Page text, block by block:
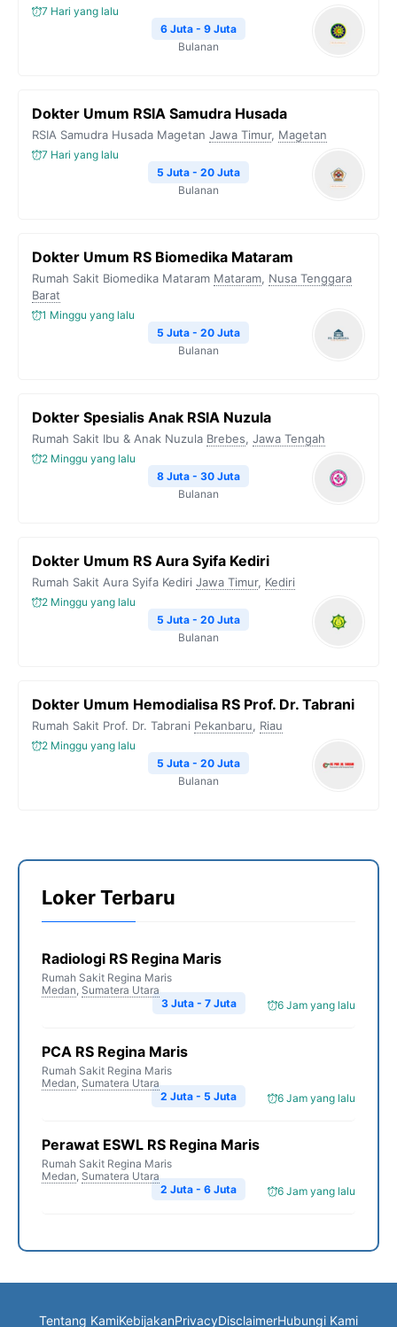
7 Hari yang lalu
6 Juta - 9 Juta
Bulanan
Dokter Umum RSIA Samudra Husada
RSIA Samudra Husada Magetan Jawa Timur, Magetan
7 Hari yang lalu
5 Juta - 20 Juta
Bulanan
Dokter Umum RS Biomedika Mataram
Rumah Sakit Biomedika Mataram Mataram, Nusa Tenggara
Barat
1 Minggu yang lalu
5 Juta - 20 Juta
Bulanan
Dokter Spesialis Anak RSIA Nuzula
Rumah Sakit Ibu & Anak Nuzula Brebes, Jawa Tengah
2 Minggu yang lalu
8 Juta - 30 Juta
Bulanan
Dokter Umum RS Aura Syifa Kediri
Rumah Sakit Aura Syifa Kediri Jawa Timur, Kediri
2 Minggu yang lalu
5 Juta - 20 Juta
Bulanan
Dokter Umum Hemodialisa RS Prof. Dr. Tabrani
Rumah Sakit Prof. Dr. Tabrani Pekanbaru, Riau
2 Minggu yang lalu
5 Juta - 20 Juta
Bulanan
Loker Terbaru
Radiologi RS Regina Maris
Rumah Sakit Regina Maris
Medan, Sumatera Utara
6 Jam yang lalu
3 Juta - 7 Juta
PCA RS Regina Maris
Rumah Sakit Regina Maris
Medan, Sumatera Utara
6 Jam yang lalu
2 Juta - 5 Juta
Perawat ESWL RS Regina Maris
Rumah Sakit Regina Maris
Medan, Sumatera Utara
6 Jam yang lalu
2 Juta - 6 Juta
Tentang KamiKebijakanPrivacyDisclaimerHubungi Kami